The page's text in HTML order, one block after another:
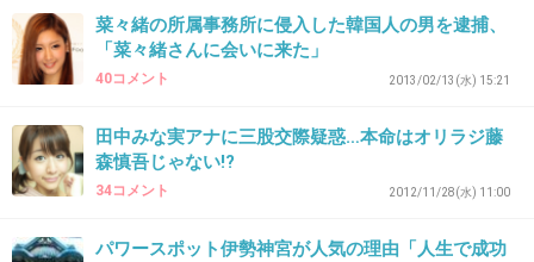
平井は媚を売るタイプ
出典：livedoor.blogimg.jp
-1
菜々緒の所属事務所に侵入した韓国人の男を逮捕、
「菜々緒さんに会いに来た」
40コメント 2013/02/13(水) 15:21
田中みな実アナに三股交際疑惑…本命はオリラジ藤
森慎吾じゃない!?
34コメント 2012/11/28(水) 11:00
パワースポット伊勢神宮が人気の理由「人生で成功